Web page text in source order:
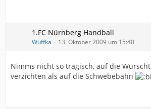
Wenn das Spielermaterial nicht
Konzept !
Selbst Nicole Münch ist besser mit
vorhandenen Spielerpotentials
1.FC Nürnberg Handball
Wuffka 13. Oktober 2009 um 15:40
Nimms nicht so tragisch, auf die
verzichten als auf die Schwebebahn